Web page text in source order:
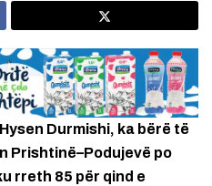
Durmishi, ka bërë të
Prishtinë–Podujevë po
rreth 85 për qind e